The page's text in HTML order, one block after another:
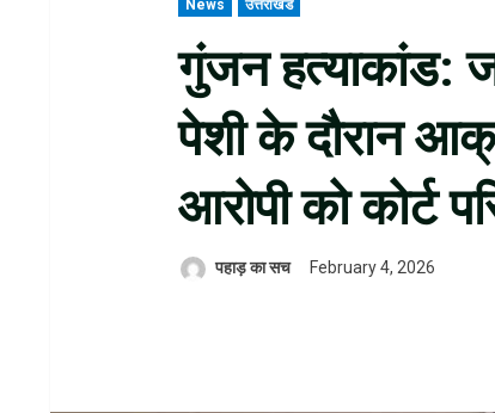
News उत्तराखंड
गुंजन हत्याकांड:
पेशी के दौरान
आरोपी को कोर्ट
पहाड़ का सच February 4, 2026